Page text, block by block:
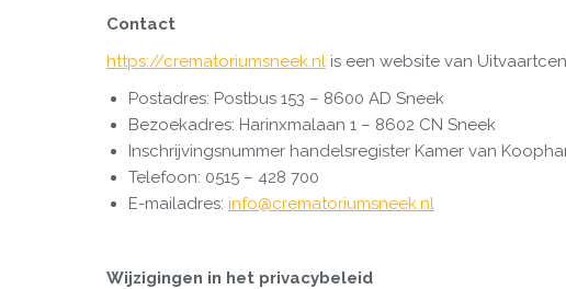
Contact
https://crematoriumsneek.nl is een website van
Postadres: Postbus 153 – 8600 AD Sneek
Bezoekadres: Harinxmalaan 1 – 8602 CN Sneek
Inschrijvingsnummer handelsregister Kamer van
Telefoon: 0515 – 428 700
E-mailadres: info@crematoriumsneek.nl
Wijzigingen in het privacybeleid